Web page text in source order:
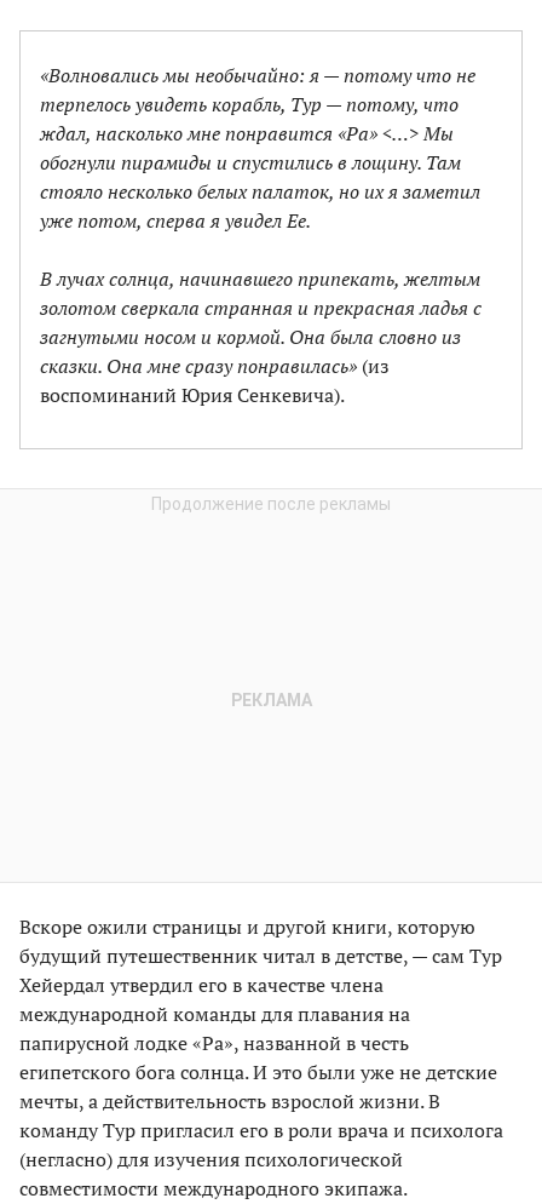
«Волновались мы необычайно: я — потому что не
терпелось увидеть корабль, Тур — потому, что
ждал, насколько мне понравится «Ра» <…> Мы
обогнули пирамиды и спустились в лощину. Там
стояло несколько белых палаток, но их я заметил
уже потом, сперва я увидел Ее.
В лучах солнца, начинавшего припекать, желтым
золотом сверкала странная и прекрасная ладья с
загнутыми носом и кормой. Она была словно из
сказки. Она мне сразу понравилась» (из
воспоминаний Юрия Сенкевича).
Вскоре ожили страницы и другой книги, которую
будущий путешественник читал в детстве, — сам Тур
Хейердал утвердил его в качестве члена
международной команды для плавания на
папирусной лодке «Ра», названной в честь
египетского бога солнца. И это были уже не детские
мечты, а действительность взрослой жизни. В
команду Тур пригласил его в роли врача и психолога
(негласно) для изучения психологической
совместимости международного экипажа.